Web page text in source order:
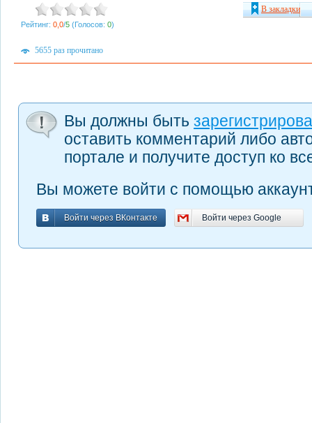
Рейтинг: 0,0/5 (Голосов: 0)
В закладки
5655 раз прочитано
Вы должны быть
оставить комментарий либо
портале и получите доступ ко
Вы можете войти с помощью
Войти через ВКонтакте
Войти через ВКонтакте Войти через Google
Войти через Google